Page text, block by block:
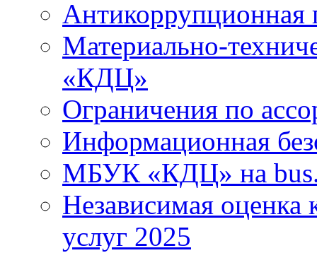
Антикоррупционная
Материально-
«КДЦ»
Ограничения по
Информационная
МБУК «КДЦ» на
Независимая оценка
услуг 2025